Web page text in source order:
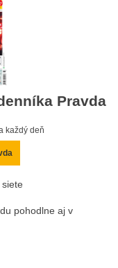
Pravda
každý deň
pohodlne aj v